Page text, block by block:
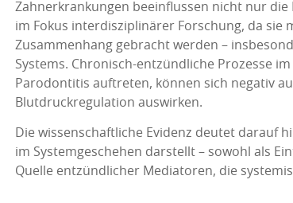
Zahnerkrankungen beeinflussen nicht nur
im Fokus interdisziplinärer Forschung, da sie
Zusammenhang gebracht werden –
Systems. Chronisch-entzündliche Prozesse
Parodontitis auftreten, können sich negativ
Blutdruckregulation auswirken.
Die wissenschaftliche Evidenz deutet darauf
im Systemgeschehen darstellt – sowohl als
Quelle entzündlicher Mediatoren, die